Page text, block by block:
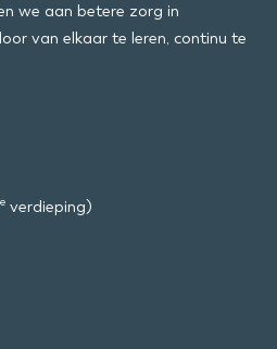
we aan betere zorg in
van elkaar te leren, continu te
e verdieping)